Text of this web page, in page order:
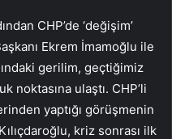
CHP’de ‘değişim’
Ekrem İmamoğlu ile
gerilim, geçtiğimiz
noktasına ulaştı. CHP’li
yaptığı görüşmenin
kriz sonrası ilk